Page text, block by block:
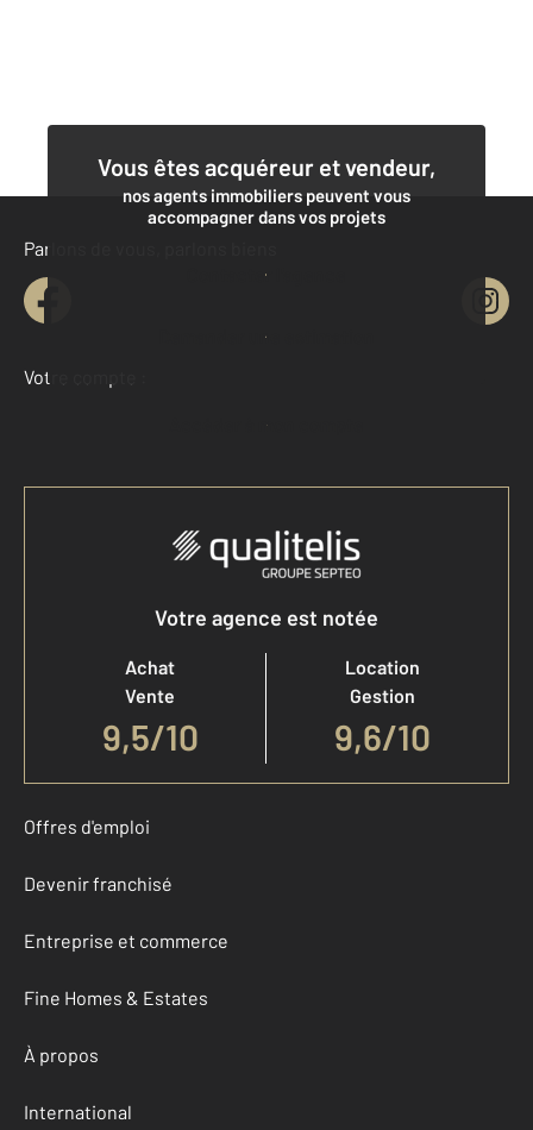
Vous êtes acquéreur et vendeur,
nos agents immobiliers peuvent vous
accompagner dans vos projets
Contacter l'agence
Demander une estimation
Parlons de vous, parlons biens
Votre compte :
Accéder à mon compte
Votre agence est notée
Achat
Vente
9,5/10
Location
Gestion
9,6/10
Offres d'emploi
Devenir franchisé
Entreprise et commerce
Fine Homes & Estates
À propos
International